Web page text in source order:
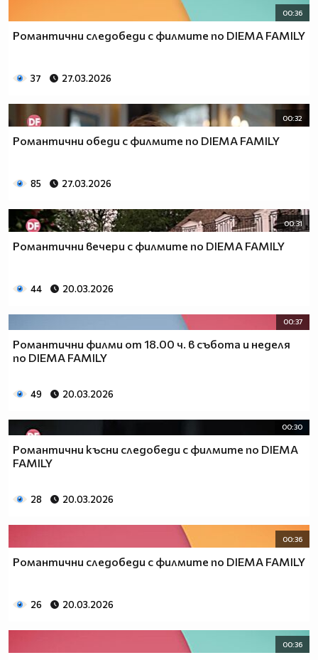
00:36
Романтични следобеди с филмите по DIEMA FAMILY
37 27.03.2026
00:32
Романтични обеди с филмите по DIEMA FAMILY
85 27.03.2026
00:31
Романтични вечери с филмите по DIEMA FAMILY
44 20.03.2026
00:37
Романтични филми от 18.00 ч. в събота и неделя
по DIEMA FAMILY
49 20.03.2026
00:30
Романтични късни следобеди с филмите по DIEMA
FAMILY
28 20.03.2026
00:36
Романтични следобеди с филмите по DIEMA FAMILY
26 20.03.2026
00:36